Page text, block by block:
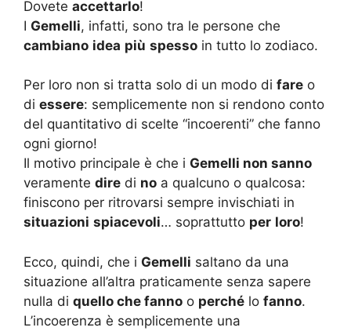
Dovete accettarlo!
I Gemelli, infatti, sono tra le persone che
cambiano idea più spesso in tutto lo zodiaco.
Per loro non si tratta solo di un modo di fare o
di essere: semplicemente non si rendono conto
del quantitativo di scelte “incoerenti” che fanno
ogni giorno!
Il motivo principale è che i Gemelli non sanno
veramente dire di no a qualcuno o qualcosa:
finiscono per ritrovarsi sempre invischiati in
situazioni spiacevoli… soprattutto per loro!
Ecco, quindi, che i Gemelli saltano da una
situazione all’altra praticamente senza sapere
nulla di quello che fanno o perché lo fanno.
L’incoerenza è semplicemente una